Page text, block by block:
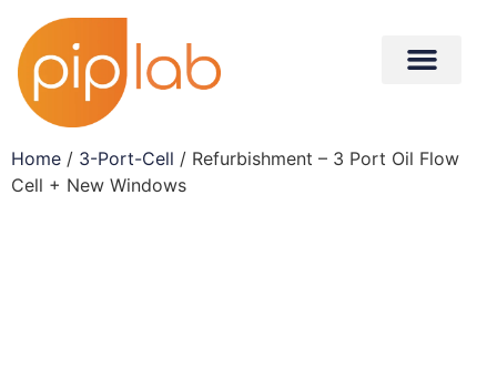
Home / 3-Port-Cell / Refurbishment – 3 Port Oil Flow
Cell + New Windows